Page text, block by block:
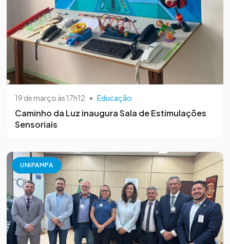
19 de março às 17h12 • Educação
Caminho da Luz inaugura Sala de Estimulações
Sensoriais
UNIPAMPA